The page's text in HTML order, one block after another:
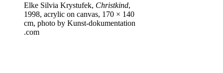
Elke Silvia Krystufek, Christkind,
1998, acrylic on canvas, 170 × 140
cm, photo by Kun​st​-doku​men​ta​tion​
.com